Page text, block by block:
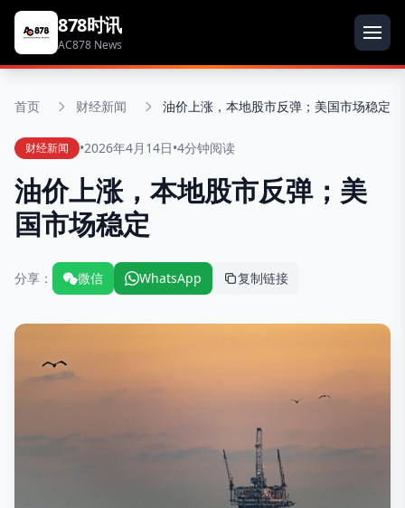
878时讯
AC878 News
首页 财经新闻 油价上涨，本地股市反弹；美国市场稳定
财经新闻 •2026年4月14日•4分钟阅读
油价上涨，本地股市反弹；美
国市场稳定
分享： 微信 WhatsApp 复制链接